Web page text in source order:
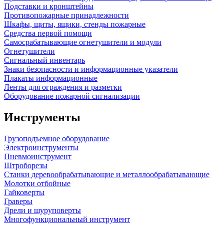
Подставки и кронштейны
Противопожарные принадлежности
Шкафы, щиты, ящики, стенды пожарные
Средства первой помощи
Самосрабатывающие огнетушители и модули
Огнетушители
Сигнальный инвентарь
Знаки безопасности и информационные указатели
Плакаты информационные
Ленты для ограждения и разметки
Оборудование пожарной сигнализации
Инструменты
Грузоподъемное оборудование
Электроинструменты
Пневмоинструмент
Штроборезы
Станки деревообрабатывающие и металлообрабатывающие
Молотки отбойные
Гайковерты
Граверы
Дрели и шуруповерты
Многофункциональный инструмент